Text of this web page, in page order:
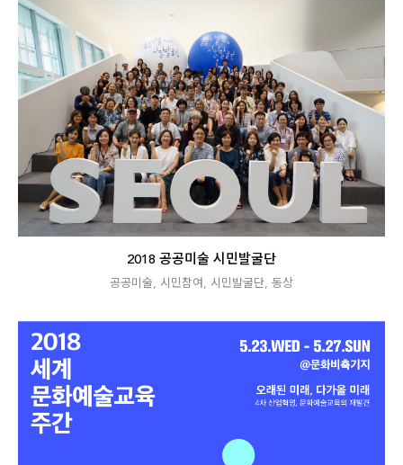
2018 공공미술 시민발굴단
공공미술, 시민참여 , 시민발굴단, 동상